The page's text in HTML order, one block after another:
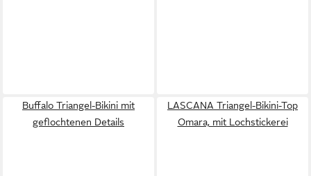
Buffalo Triangel-Bikini mit
geflochtenen Details
LASCANA Triangel-Bikini-Top
Omara, mit Lochstickerei